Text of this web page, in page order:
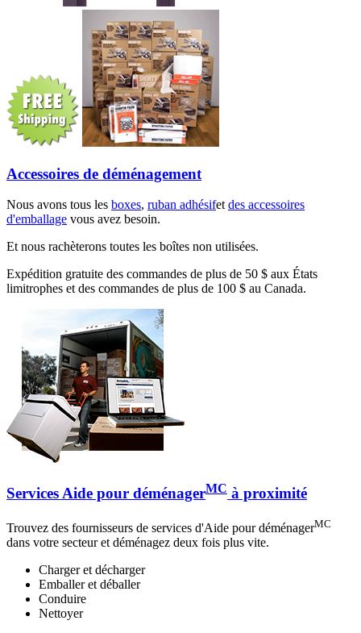
Accessoires de déménagement
Nous avons tous les boxes, ruban adhésifetdes accessoires
d'emballage vous avez besoin.
Et nous rachèterons toutes les boîtes non utilisées.
Expédition gratuite des commandes de plus de 50 $ aux États
limitrophes et des commandes de plus de 100 $ au Canada.
Services Aide pour déménagerMC à proximité
Trouvez des fournisseurs de services d'Aide pour déménagerMC
dans votre secteur et déménagez deux fois plus vite.
Charger et décharger
Emballer et déballer
Conduire
Nettoyer